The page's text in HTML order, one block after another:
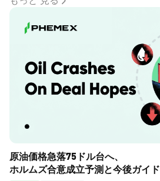
原油価格急落75ドル台へ、
ホルムズ合意成立予測と今後ガイド